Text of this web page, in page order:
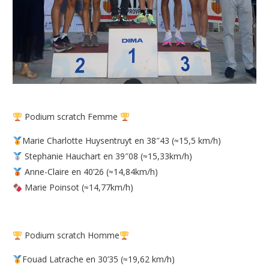
Podium scratch Femme
Marie Charlotte Huysentruyt en 38″43 (≈15,5 km/h)
Stephanie Hauchart en 39″08 (≈15,33km/h)
Anne-Claire en 40’26 (≈14,84km/h)
Marie Poinsot (≈14,77km/h)
Podium scratch Homme
Fouad Latrache en 30’35 (≈19,62 km/h)